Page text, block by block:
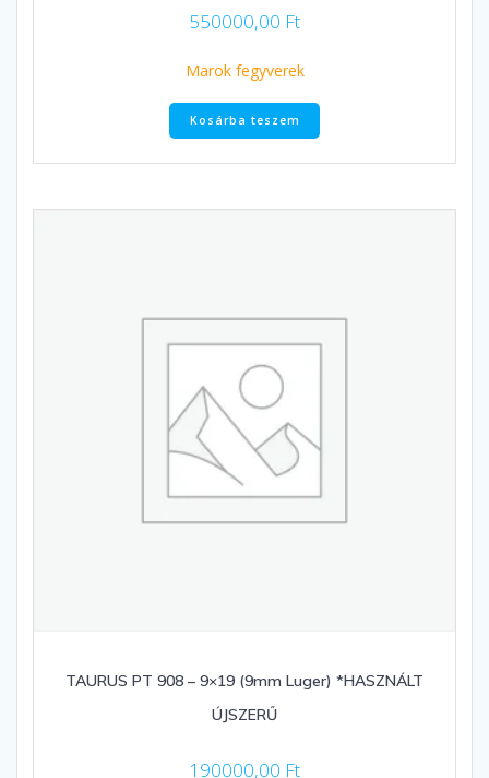
550000,00 Ft
Marok fegyverek
Kosárba teszem
TAURUS PT 908 – 9×19 (9mm Luger) *HASZNÁLT
ÚJSZERŰ
190000,00 Ft